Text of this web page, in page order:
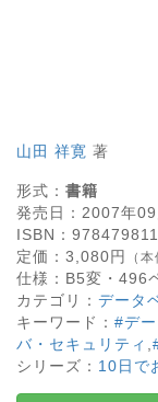
山田 祥寛 著
形式： 書籍
発売日： 2007年
ISBN：
定価： 3,080円 （
仕様： B5変・ 496
カテゴリ： データ
キーワード： #デ
バ・セキュリティ
シリーズ： 10日で